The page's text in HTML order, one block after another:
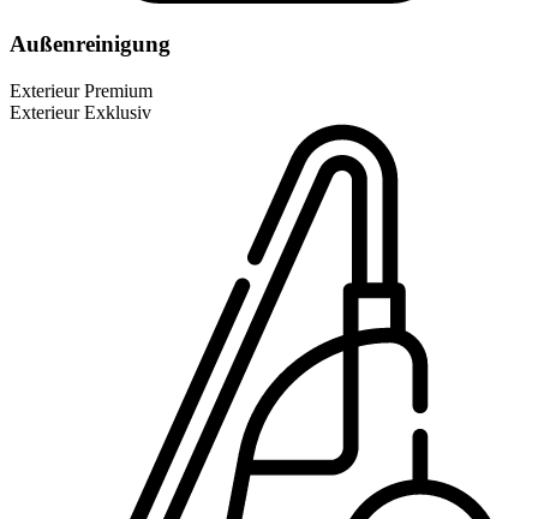
Außenreinigung
Exterieur Premium
Exterieur Exklusiv